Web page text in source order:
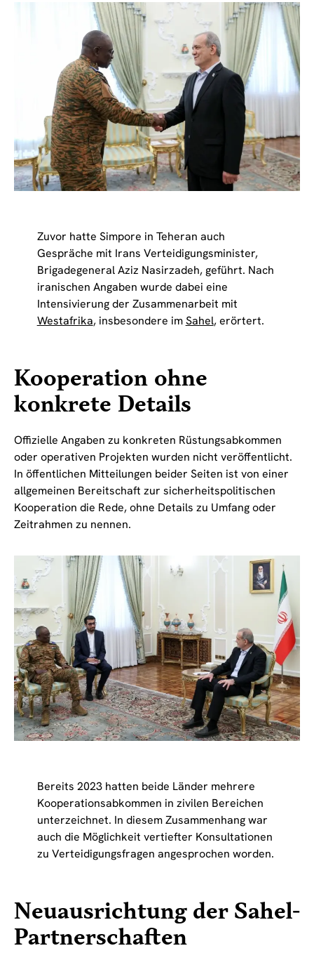
Zuvor hatte Simpore in Teheran auch
Gespräche mit Irans Verteidigungsminister,
Brigadegeneral Aziz Nasirzadeh, geführt. Nach
iranischen Angaben wurde dabei eine
Intensivierung der Zusammenarbeit mit
Westafrika, insbesondere imSahel, erörtert.
Kooperation ohne
konkrete Details
Offizielle Angaben zu konkreten Rüstungsabkommen
oder operativen Projekten wurden nicht veröffentlicht.
In öffentlichen Mitteilungen beider Seiten ist von einer
allgemeinen Bereitschaft zur sicherheitspolitischen
Kooperation die Rede, ohne Details zu Umfang oder
Zeitrahmen zu nennen.
Bereits 2023 hatten beide Länder mehrere
Kooperationsabkommen in zivilen Bereichen
unterzeichnet. In diesem Zusammenhang war
auch die Möglichkeit vertiefter Konsultationen
zu Verteidigungsfragen angesprochen worden.
Neuausrichtung der Sahel-
Partnerschaften